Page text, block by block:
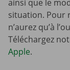
ainsi que le
situation. Pour
n’aurez qu’à
Téléchargez
Apple.